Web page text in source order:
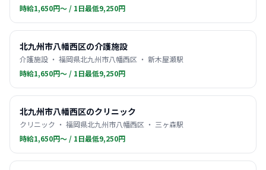
時給1,650円〜 / 1日最低9,250円
北九州市八幡西区の介護施設
介護施設 ・ 福岡県北九州市八幡西区 ・ 新木屋瀬駅
時給1,650円〜 / 1日最低9,250円
北九州市八幡西区のクリニック
クリニック ・ 福岡県北九州市八幡西区 ・ 三ヶ森駅
時給1,650円〜 / 1日最低9,250円